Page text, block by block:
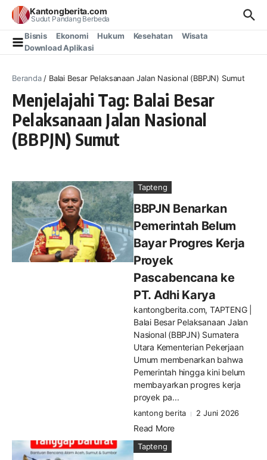
Lewati ke konten
Kantongberita.com
Sudut Pandang Berbeda
Bisnis Ekonomi Hukum Kesehatan
Wisata
Download Aplikasi
Beranda/ Balai Besar Pelaksanaan Jalan Nasional (BBPJN) Sumut
Menjelajahi Tag: Balai Besar
Pelaksanaan Jalan Nasional
(BBPJN) Sumut
Tapteng
BBPJN Benarkan
Pemerintah Belum
Bayar Progres Kerja
Proyek
Pascabencana ke
PT. Adhi Karya
kantongberita.com, TAPTENG |
Balai Besar Pelaksanaan Jalan
Nasional (BBPJN) Sumatera
Utara Kementerian Pekerjaan
Umum membenarkan bahwa
Pemerintah hingga kini belum
membayarkan progres kerja
proyek pa...
kantong berita 2 Juni 2026
Read More
Tapteng